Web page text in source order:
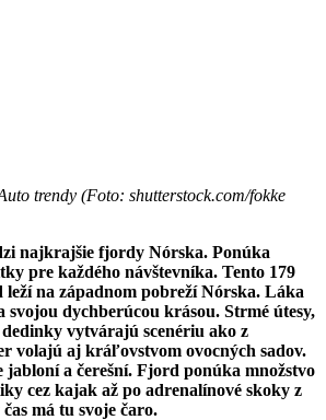
trendy (Foto: shutterstock.com/fokke
najkrajšie fjordy Nórska. Ponúka
pre každého návštevníka. Tento 179
na západnom pobreží Nórska. Láka
svojou dychberúcou krásou. Strmé útesy,
vytvárajú scenériu ako z
volajú aj kráľovstvom ovocných sadov.
a čerešní. Fjord ponúka množstvo
cez kajak až po adrenalínové skoky z
má tu svoje čaro.